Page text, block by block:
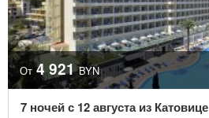
От 4 921 BYN
7 ночей с 12 августа из Катовице